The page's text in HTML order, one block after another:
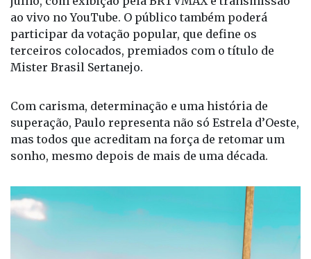
ao vivo no YouTube. O público também poderá
participar da votação popular, que define os
terceiros colocados, premiados com o título de
Mister Brasil Sertanejo.
Com carisma, determinação e uma história de
superação, Paulo representa não só Estrela d’Oeste,
mas todos que acreditam na força de retomar um
sonho, mesmo depois de mais de uma década.